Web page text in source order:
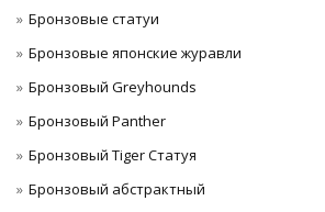
Бронзовые статуи
Бронзовые японские журавли
Бронзовый Greyhounds
Бронзовый Panther
Бронзовый Tiger Статуя
Бронзовый абстрактный